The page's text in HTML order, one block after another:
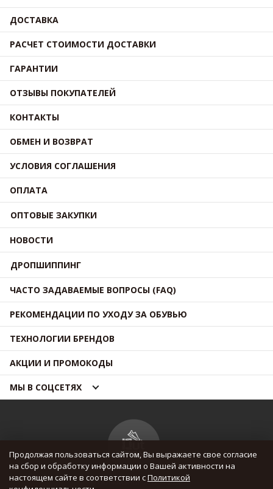
ДОСТАВКА
РАСЧЕТ СТОИМОСТИ ДОСТАВКИ
ГАРАНТИИ
ОТЗЫВЫ ПОКУПАТЕЛЕЙ
КОНТАКТЫ
ОБМЕН И ВОЗВРАТ
УСЛОВИЯ СОГЛАШЕНИЯ
ОПЛАТА
ОПТОВЫЕ ЗАКУПКИ
НОВОСТИ
ДРОПШИППИНГ
ЧАСТО ЗАДАВАЕМЫЕ ВОПРОСЫ (FAQ)
РЕКОМЕНДАЦИИ ПО УХОДУ ЗА ОБУВЬЮ
ТЕХНОЛОГИИ БРЕНДОВ
АКЦИИ И ПРОМОКОДЫ
МЫ В СОЦСЕТЯХ
© OUTMAXSHOP 2012 — 2026
Продолжая пользоваться сайтом, Вы выражаете свое согласие
на сбор и обработку информации о Вашей активности на
настоящем сайте в соответствии сПолитикой